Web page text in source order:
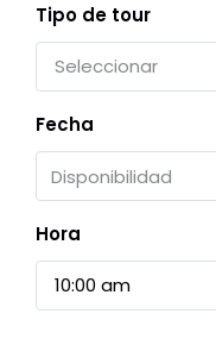
Tipo de tour
Seleccionar
Fecha
Hora
10:00 am